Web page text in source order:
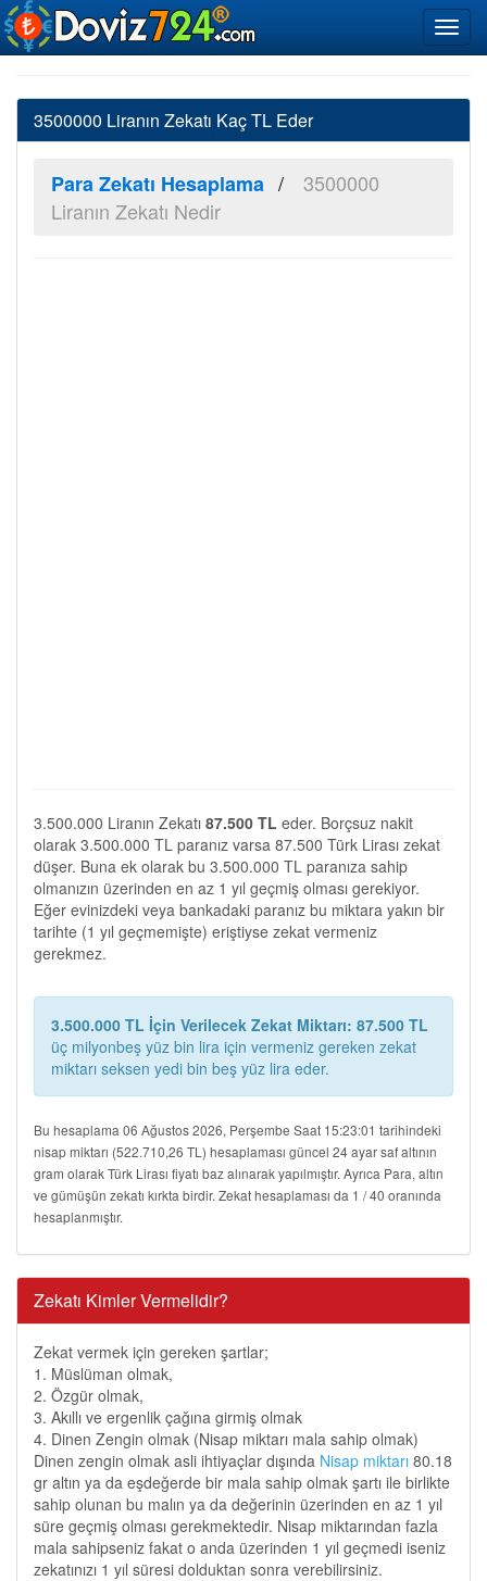
3500000 Liranın Zekatı Kaç TL Eder
Para Zekatı Hesaplama
3500000
Liranın Zekatı Nedir
3.500.000 Liranın Zekatı 87.500 TL eder. Borçsuz nakit
olarak 3.500.000 TL paranız varsa 87.500 Türk Lirası zekat
düşer. Buna ek olarak bu 3.500.000 TL paranıza sahip
olmanızın üzerinden en az 1 yıl geçmiş olması gerekiyor.
Eğer evinizdeki veya bankadaki paranız bu miktara yakın bir
tarihte (1 yıl geçmemişte) eriştiyse zekat vermeniz
gerekmez.
3.500.000 TL İçin Verilecek Zekat Miktarı: 87.500 TL
üç milyonbeş yüz bin lira için vermeniz gereken zekat
miktarı seksen yedi bin beş yüz lira eder.
Bu hesaplama 06 Ağustos 2026, Perşembe Saat 15:23:01 tarihindeki
nisap miktarı (522.710,26 TL) hesaplaması güncel 24 ayar saf altının
gram olarak Türk Lirası fiyatı baz alınarak yapılmıştır. Ayrıca Para, altın
ve gümüşün zekatı kırkta birdir. Zekat hesaplaması da 1 / 40 oranında
hesaplanmıştır.
Zekatı Kimler Vermelidir?
Zekat vermek için gereken şartlar;
1. Müslüman olmak,
2. Özgür olmak,
3. Akıllı ve ergenlik çağına girmiş olmak
4. Dinen Zengin olmak (Nisap miktarı mala sahip olmak)
Dinen zengin olmak asli ihtiyaçlar dışında Nisap miktarı 80.18
gr altın ya da eşdeğerde bir mala sahip olmak şartı ile birlikte
sahip olunan bu malın ya da değerinin üzerinden en az 1 yıl
süre geçmiş olması gerekmektedir. Nisap miktarından fazla
mala sahipseniz fakat o anda üzerinden 1 yıl geçmedi iseniz
zekatınızı 1 yıl süresi dolduktan sonra verebilirsiniz.